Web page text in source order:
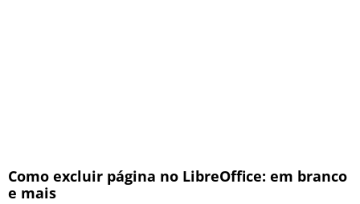
Como excluir página no LibreOffice: em branco
e mais